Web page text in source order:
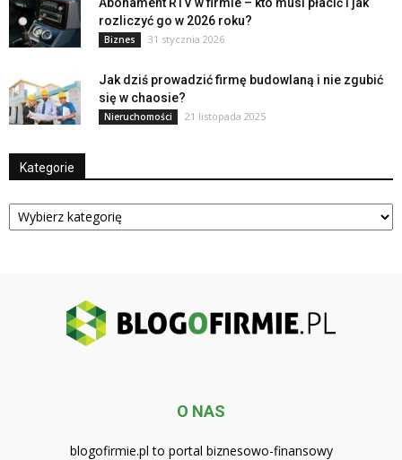
rozliczyć go w 2026 roku?
Biznes 31 stycznia 2026
Jak dziś prowadzić firmę budowlaną i nie zgubić
się w chaosie?
Nieruchomości 21 listopada 2025
Kategorie
Kategorie
O NAS
blogofirmie.pl to portal biznesowo-finansowy